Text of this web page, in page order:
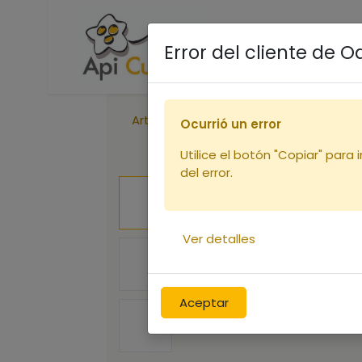
Accueil Boutique
Articles Enfumoirs Caisse à
Error del cliente de
Aceptar
Ocurrió un error
Utilice el botón "Copiar" para
del error.
Ver detalles